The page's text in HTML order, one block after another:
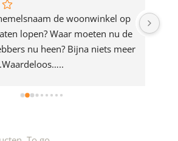
de woonwinkel op
lopen? Waar moeten nu de
nu heen? Bijna niets meer